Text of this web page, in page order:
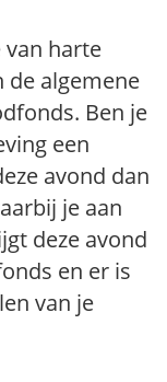
van harte
de algemene
Ben je
een
avond dan
je aan
deze avond
en er is
van je